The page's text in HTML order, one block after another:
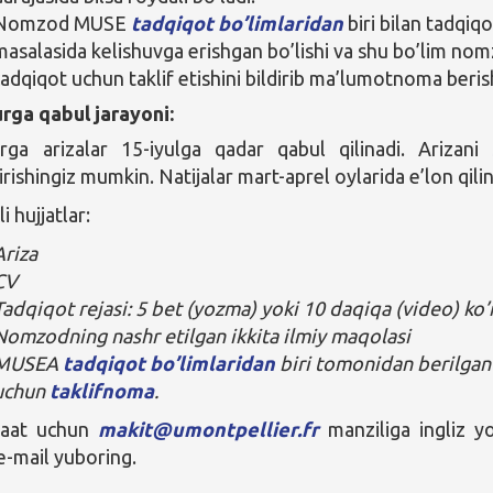
MUSE tadqiqot bo’limlaridan biri bilan
kelishuvga erishgan bo’lishi va shu bo’lim
uchun taklif etishini bildirib ma’lumotnoma
qabul jarayoni:
arizalar 15-iyulga qadar qabul qilinadi. Arizani
mumkin. Natijalar mart-aprel oylarida e’lon
hujjatlar:
rejasi: 5 bet (yozma) yoki 10 daqiqa (video)
nashr etilgan ikkita ilmiy maqolasi
tadqiqot bo’limlaridan biri tomonidan
taklifnoma.
uchun makit@umontpellier.frmanziliga ingliz
mail yuboring.